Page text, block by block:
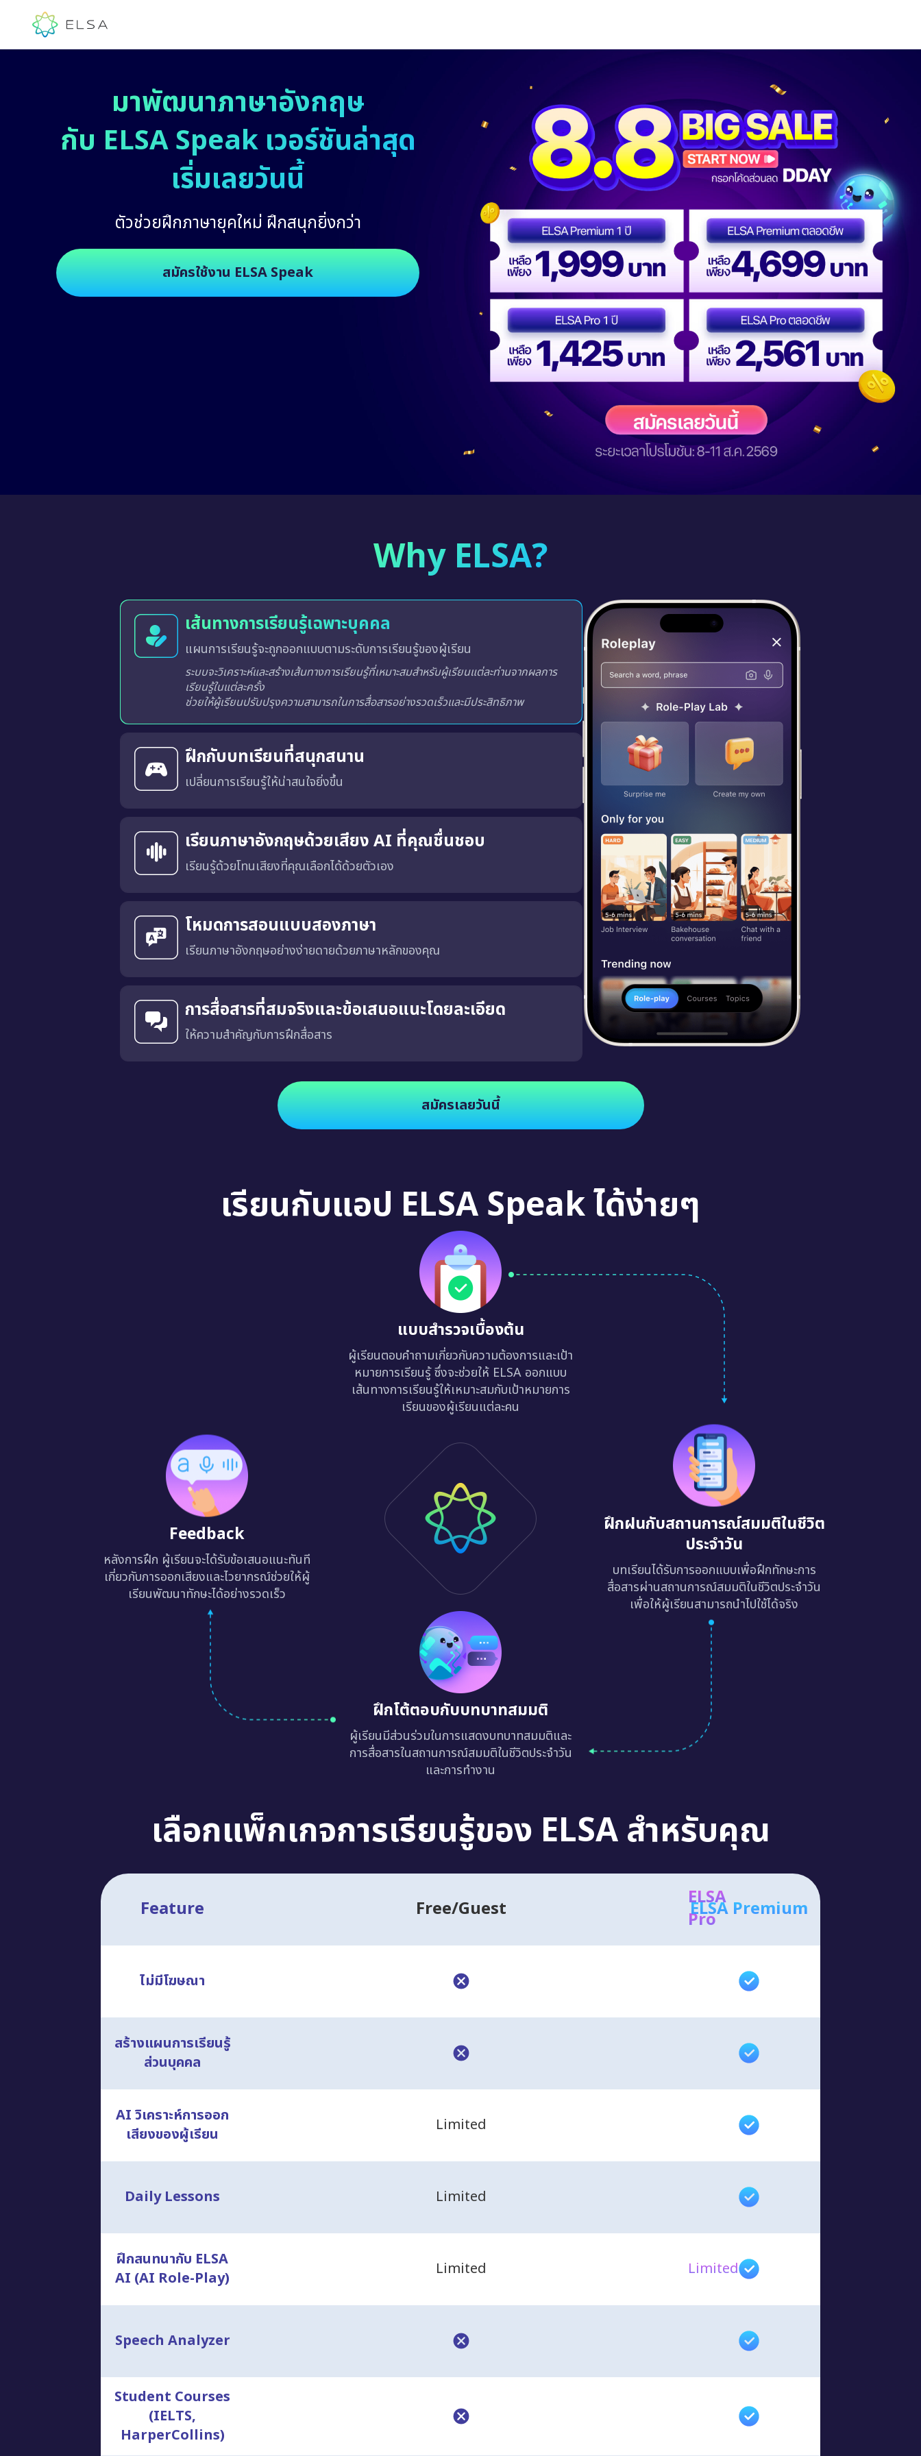
มาพัฒนาภาษาอังกฤษ
กับ ELSA Speak เวอร์ชันล่าสุด
เริ่มเลยวันนี้
ตัวช่วยฝึกภาษายุคใหม่ ฝึกสนุกยิ่งกว่า
สมัครใช้งาน ELSA Speak
Why ELSA?
เส้นทางการเรียนรู้เฉพาะบุคคล
แผนการเรียนรู้จะถูกออกแบบตามระดับการเรียนรู้ของผู้เรียน
ฝึกกับบทเรียนที่สนุกสนาน
เปลี่ยนการเรียนรู้ให้น่าสนใจยิ่งขึ้น
บทเรียนได้รับการออกแบบในรูปแบบการฝึกโต้ตอบ ซึ่งจะมีการให้คะแนน วัดระดับและจัด
ลำดับในกระดานผู้นำ ช่วยสร้างสภาพแวดล้อมการเรียนรู้ที่สร้างแรงบันดาลใจ น่าตื่นเต้นและ
ไม่น่าเบื่ออีกต่อไป
เรียนภาษาอังกฤษด้วยเสียง AI ที่คุณชื่นชอบ
เรียนรู้ด้วยโทนเสียงที่คุณเลือกได้ด้วยตัวเอง
โหมดการสอนแบบสองภาษา
เรียนภาษาอังกฤษอย่างง่ายดายด้วยภาษาหลักของคุณ
การสื่อสารที่สมจริงและข้อเสนอแนะโดยละเอียด
ให้ความสำคัญกับการฝึกสื่อสาร
สมัครเลยวันนี้
เรียนกับแอป ELSA Speak ได้ง่ายๆ
แบบสำรวจเบื้องต้น
ผู้เรียนตอบคำถามเกี่ยวกับความต้องการและเป้า
หมายการเรียนรู้ ซึ่งจะช่วยให้ ELSA ออกแบบ
เส้นทางการเรียนรู้ให้เหมาะสมกับเป้าหมายการ
เรียนของผู้เรียนแต่ละคน
ฝึกฝนกับสถานการณ์สมมติในชีวิต
ประจำวัน
บทเรียนได้รับการออกแบบเพื่อฝึกทักษะการ
สื่อสารผ่านสถานการณ์สมมติในชีวิตประจำวัน
เพื่อให้ผู้เรียนสามารถนำไปใช้ได้จริง
ฝึกโต้ตอบกับบทบาทสมมติ
ผู้เรียนมีส่วนร่วมในการแสดงบทบาทสมมติและ
การสื่อสารในสถานการณ์สมมติในชีวิตประจำวัน
และการทำงาน
Feedback
หลังการฝึก ผู้เรียนจะได้รับข้อเสนอแนะทันที
เกี่ยวกับการออกเสียงและไวยากรณ์ช่วยให้ผู้
เรียนพัฒนาทักษะได้อย่างรวดเร็ว
เลือกแพ็กเกจการเรียนรู้ของ ELSA สำหรับคุณ
Feature Free/Guest
ELSA
Pro
ELSA Premium
ไม่มีโฆษณา
สร้างแผนการเรียนรู้
ส่วนบุคคล
AI วิเคราะห์การออก
เสียงของผู้เรียน
Limited
Daily Lessons Limited
ฝึกสนทนากับ ELSA
AI (AI Role-Play)
Limited Limited
Speech Analyzer
Student Courses
(IELTS,
HarperCollins)